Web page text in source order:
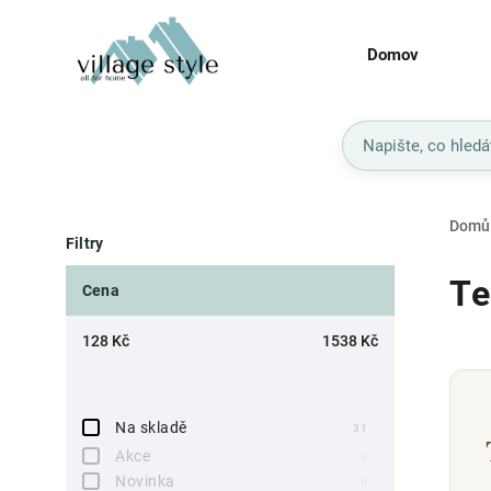
Domov
Domů
Filtry
Cena
128 Kč 1538 Kč
Na skladě 31
Akce
Novinka